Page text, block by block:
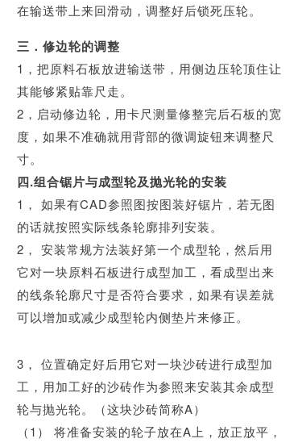
在输送带上来回滑动，调整好后锁死压轮。
三．修边轮的调整
1，把原料石板放进输送带，用侧边压轮顶住让
其能够紧贴靠尺走。
2，启动修边轮，用卡尺测量修整完后石板的宽
度，如果不准确就用背部的微调旋钮来调整尺
寸。
四.组合锯片与成型轮及抛光轮的安装
1， 如果有CAD参照图按图装好锯片，若无图
的话就按照实际线条轮廓排列安装。
2， 安装常规方法装好第一个成型轮，然后用
它对一块原料石板进行成型加工，看成型出来
的线条轮廓尺寸是否符合要求，如果有误差就
可以增加或减少成型轮内侧垫片来修正。
3， 位置确定好后用它对一块沙砖进行成型加
工，用加工好的沙砖作为参照来安装其余成型
轮与抛光轮。（这块沙砖简称A）
（1） 将准备安装的轮子放在A上，放正放平，